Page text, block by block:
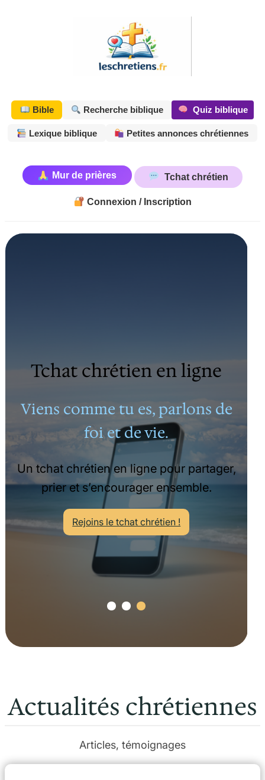
Bible Recherche biblique Quiz biblique
Lexique biblique Petites annonces chrétiennes
Mur de prières Tchat chrétien
Connexion / Inscription
Tchat chrétien en ligne
Viens comme tu es, parlons de
foi et de vie.
Un tchat chrétien en ligne pour partager,
prier et s’encourager ensemble.
Rejoins le tchat chrétien !
Actualités chrétiennes
Articles, témoignages